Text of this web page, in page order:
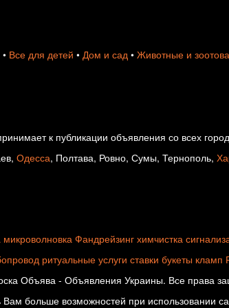
• Все для детей • Дом и сад • Животные и
к публикации объявления со всех
Одесса, Полтава, Ровно, Сумы, Тернополь,
микроволновка Фандрейзинг химчистка
ритуальные услуги ставки букеты кламп
Объява - Объявления Украины. Все права
Вам больше возможностей при использовании